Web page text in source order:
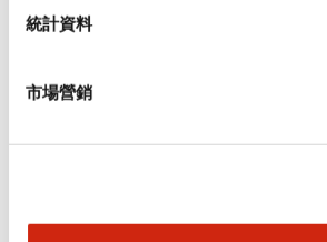
統計資料
市場營銷
規格